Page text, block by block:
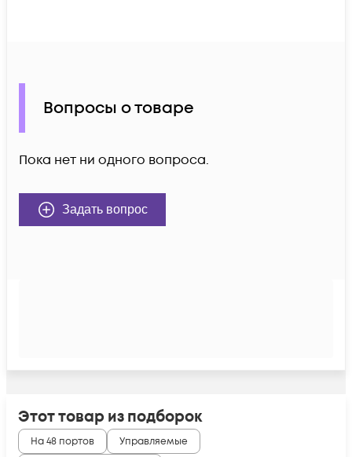
Вопросы о товаре
Пока нет ни одного вопроса.
Задать вопрос
Этот товар из подборок
На 48 портов
Управляемые